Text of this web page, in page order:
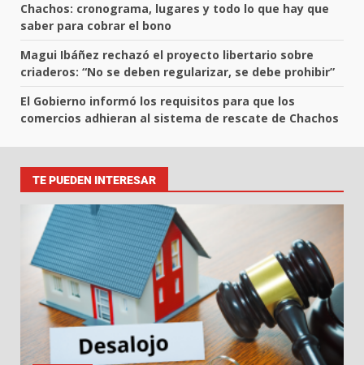
Chachos: cronograma, lugares y todo lo que hay que
saber para cobrar el bono
Magui Ibáñez rechazó el proyecto libertario sobre
criaderos: “No se deben regularizar, se debe prohibir”
El Gobierno informó los requisitos para que los
comercios adhieran al sistema de rescate de Chachos
TE PUEDEN INTERESAR